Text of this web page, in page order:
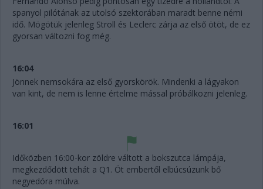
spanyol pilótának az utolsó szektorában maradt benne némi
idő. Mögötük jelenleg Stroll és Leclerc zárja az első ötöt, de ez
gyorsan változni fog még.
16:04
Jönnek nemsokára az első gyorskörök. Mindenki a lágyakon
van kint, de nem is lenne értelme mással próbálkozni jelenleg.
16:01
Időközben 16:00-kor zöldre váltott a bokszutca lámpája,
megkezdődött tehát a Q1. Öt embertől elbúcsúzunk bő
negyedóra múlva.